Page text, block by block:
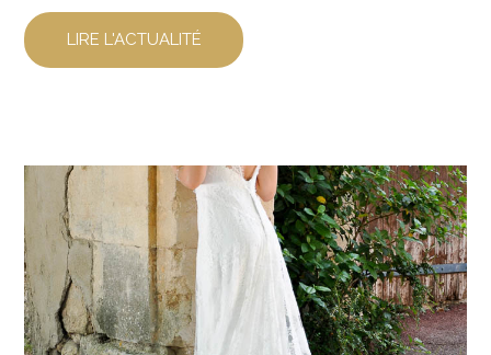
LIRE L'ACTUALITÉ